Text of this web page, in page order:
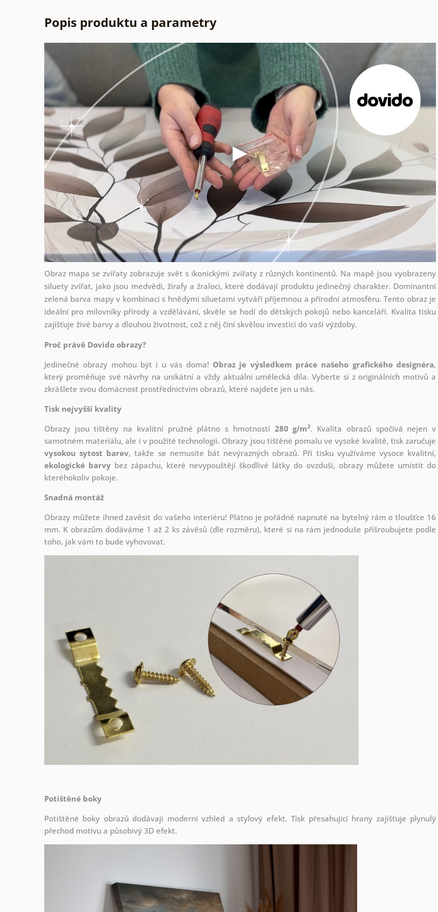
Popis produktu a parametry
Obraz mapa se zvířaty zobrazuje svět s ikonickými zvířaty z různých kontinentů. Na mapě jsou vyobrazeny
siluety zvířat, jako jsou medvědi, žirafy a žraloci, které dodávají produktu jedinečný charakter. Dominantní
zelená barva mapy v kombinaci s hnědými siluetami vytváří příjemnou a přírodní atmosféru. Tento obraz je
ideální pro milovníky přírody a vzdělávání, skvěle se hodí do dětských pokojů nebo kanceláří. Kvalita tisku
zajišťuje živé barvy a dlouhou životnost, což z něj činí skvělou investici do vaší výzdoby.
Proč právě Dovido obrazy?
Jedinečné obrazy mohou být i u vás doma! Obraz je výsledkem práce našeho grafického designéra,
který proměňuje své návrhy na unikátní a vždy aktuální umělecká díla. Vyberte si z originálních motivů a
zkrášlete svou domácnost prostřednictvím obrazů, které najdete jen u nás.
Tisk nejvyšší kvality
Obrazy jsou tištěny na kvalitní pružné plátno s hmotností 280 g/m2. Kvalita obrazů spočívá nejen v
samotném materiálu, ale i v použité technologii. Obrazy jsou tištěné pomalu ve vysoké kvalitě, tisk zaručuje
vysokou sytost barev, takže se nemusíte bát nevýrazných obrazů. Při tisku využíváme vysoce kvalitní,
ekologické barvy bez zápachu, které nevypouštějí škodlivé látky do ovzduší, obrazy můžete umístit do
kteréhokoliv pokoje.
Snadná montáž
Obrazy můžete ihned zavěsit do vašeho interiéru! Plátno je pořádně napnuté na bytelný rám o tloušťce 16
mm. K obrazům dodáváme 1 až 2 ks závěsů (dle rozměru), které si na rám jednoduše přišroubujete podle
toho, jak vám to bude vyhovovat.
Potištěné boky
Potištěné boky obrazů dodávají moderní vzhled a stylový efekt. Tisk přesahující hrany zajišťuje plynulý
přechod motivu a působivý 3D efekt.